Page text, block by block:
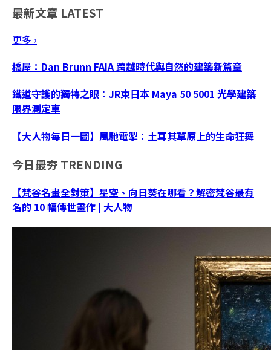
最新文章 LATEST
更多 ›
橋屋：Dan Brunn FAIA 跨越時代與自然的建築新篇章
鐵道守護的獨特之眼：JR東日本 Maya 50 5001 光學建築
限界測定車
【大人物每日一圖】風馳電掣：土耳其草原上的生命狂舞
今日最夯 TRENDING
【梵谷名畫全對策】星空、向日葵在哪看？解密梵谷最有
名的 10 幅傳世畫作 | 大人物